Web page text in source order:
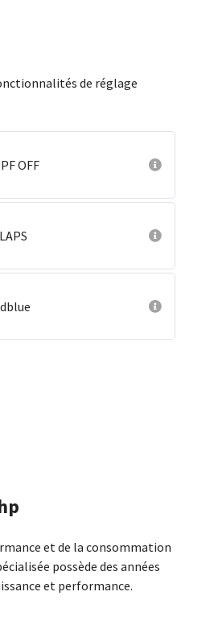
de réglage
OFF
et de la consommation
possède des années
et performance.